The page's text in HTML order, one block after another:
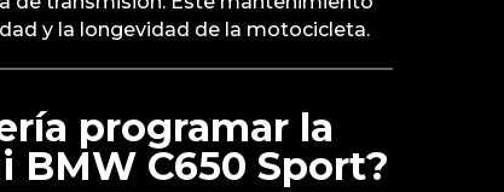
y la longevidad de la motocicleta.
programar la
BMW C650 Sport?